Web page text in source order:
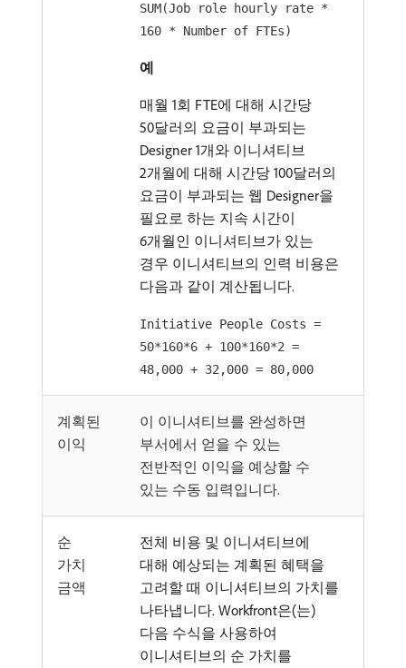
SUM(Job role hourly rate *
160 * Number of FTEs)
예
매월 1회 FTE에 대해 시간당
50달러의 요금이 부과되는
Designer 1개와 이니셔티브
2개월에 대해 시간당 100달러의
요금이 부과되는 웹 Designer을
필요로 하는 지속 시간이
6개월인 이니셔티브가 있는
경우 이니셔티브의 인력 비용은
다음과 같이 계산됩니다.
Initiative People Costs =
50*160*6 + 100*160*2 =
48,000 + 32,000 = 80,000
계획된
이익
이 이니셔티브를 완성하면
부서에서 얻을 수 있는
전반적인 이익을 예상할 수
있는 수동 입력입니다.
순
가치
금액
전체 비용 및 이니셔티브에
대해 예상되는 계획된 혜택을
고려할 때 이니셔티브의 가치를
나타냅니다. Workfront은(는)
다음 수식을 사용하여
이니셔티브의 순 가치를